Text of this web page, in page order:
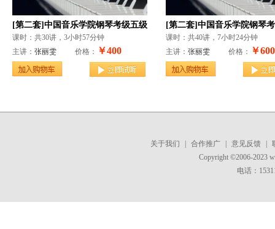
[第二套]中国音乐学院钢琴考级五级
课时：共30讲，3小时57分钟
主讲： 张丽雯 价格： ￥400
[第二套]中国音乐学院钢琴
课时：共40讲，7小时24分钟
主讲： 张丽雯 价格： ￥600
关于我们 合作推广 意见反馈
Copyright ©2006-2023
电话：